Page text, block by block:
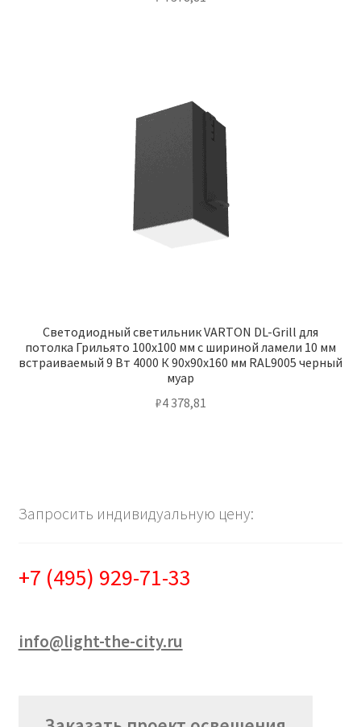
Светодиодный светильник VARTON DL-Grill для
потолка Грильято 100х100 мм с шириной ламели 10 мм
встраиваемый 9 Вт 4000 К 90х90х160 мм RAL9005 черный
муар
₽4 378,81
Запросить индивидуальную цену:
+7 (495) 929-71-33
info@light-the-city.ru